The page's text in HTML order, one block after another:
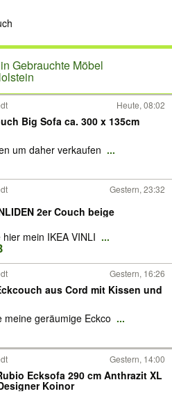
in Gebrauchte Möbel
Heute, 08:02
Big Sofa ca. 300 x 135cm
um daher verkaufen ...
Gestern, 23:32
2er Couch beige
hier mein IKEA VINLI ...
Gestern, 16:26
aus Cord mit Kissen und
meine geräumige Eckco ...
Gestern, 14:00
Ecksofa 290 cm Anthrazit XL
Koinor